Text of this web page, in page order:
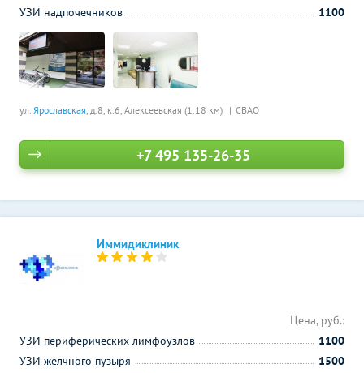
ул. Ярославская, д.8, к.6, Алексеевская (1.18 км) СВАО
УЗИ надпочечников
1100
+7 495 135-26-35
Иммидиклиник
Цена, руб.:
УЗИ периферических лимфоузлов
1100
УЗИ желчного пузыря
1500